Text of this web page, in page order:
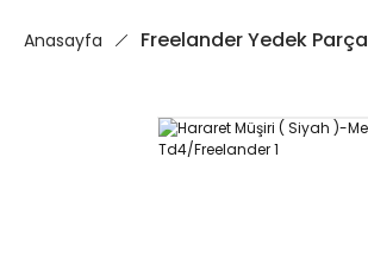
Anasayfa Freelander Yedek Parça